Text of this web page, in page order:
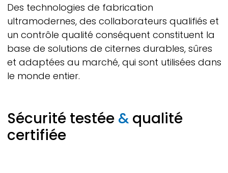
Des technologies de fabrication
ultramodernes, des collaborateurs qualifiés et
un contrôle qualité conséquent constituent la
base de solutions de citernes durables, sûres
et adaptées au marché, qui sont utilisées dans
le monde entier.
Sécurité testée &qualité
certifiée